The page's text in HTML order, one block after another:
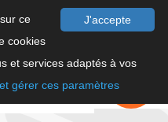
J'accepte
ce
cookies
et services adaptés à vos
gérer ces paramètres
FAIRE UN
DON